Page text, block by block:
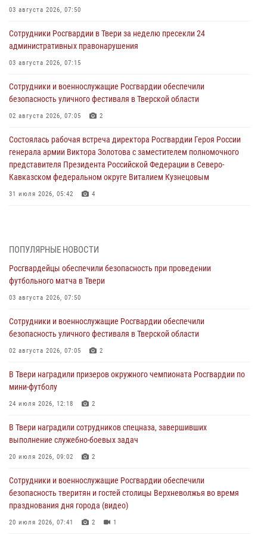
03 августа 2026, 07:50
Сотрудники Росгвардии в Твери за неделю пресекли 24
административных правонарушения
03 августа 2026, 07:15
Сотрудники и военнослужащие Росгвардии обеспечили
безопасность уличного фестиваля в Тверской области
02 августа 2026, 07:05 2
Состоялась рабочая встреча директора Росгвардии Героя России
генерала армии Виктора Золотова с заместителем полномочного
представителя Президента Российской Федерации в Северо-
Кавказском федеральном округе Виталием Кузнецовым
31 июля 2026, 05:42 4
28 июля 2026, 11:30 2
Сотрудники вневедомственной охраны совершили 250 выездов и
пресекли 20 правонарушений за неделю в Тверской области
27 июля 2026, 08:29
В Твери наградили призеров окружного чемпионата Росгвардии по
мини-футболу
24 июля 2026, 12:18 2
Росгвардейцы оказали помощь водителю на дороге в городе Кашин
22 июля 2026, 08:35
Представители Росгвардии провели спортивно — патриотическое
мероприятие для воспитанников летнего лагеря в Тверской области
(видео)
ПОПУЛЯРНЫЕ НОВОСТИ
Росгвардейцы обеспечили безопасность при проведении
футбольного матча в Твери
03 августа 2026, 07:50
Сотрудники и военнослужащие Росгвардии обеспечили
безопасность уличного фестиваля в Тверской области
02 августа 2026, 07:05 2
В Твери наградили призеров окружного чемпионата Росгвардии по
мини-футболу
24 июля 2026, 12:18 2
В Твери наградили сотрудников спецназа, завершивших
выполнение служебно-боевых задач
20 июля 2026, 09:02 2
Сотрудники и военнослужащие Росгвардии обеспечили
безопасность тверитян и гостей столицы Верхневолжья во время
празднования дня города (видео)
20 июля 2026, 07:41 2 1